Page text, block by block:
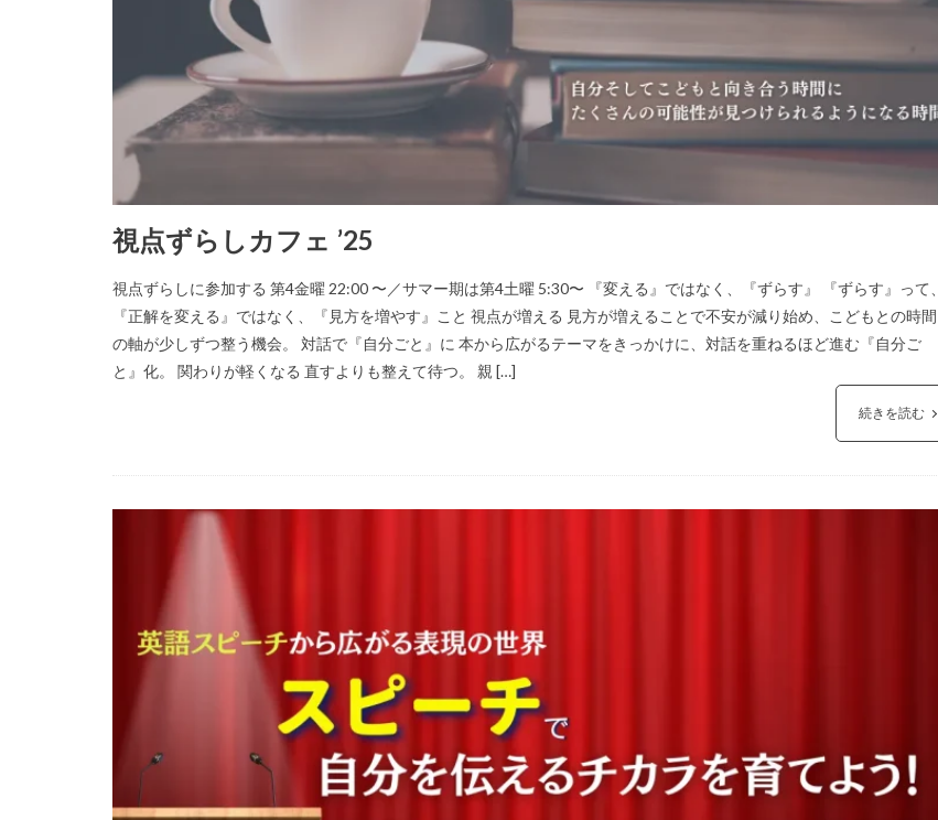
視点ずらしカフェ ’25
視点ずらしに参加する 第4金曜 22:00 〜／サマー期は第4土曜 5:30〜 『変える』ではなく、『ずらす』 『ずらす』って、
『正解を変える』ではなく、『見方を増やす』こと 視点が増える 見方が増えることで不安が減り始め、こどもとの時間
の軸が少しずつ整う機会。 対話で『自分ごと』に 本から広がるテーマをきっかけに、対話を重ねるほど進む『自分ご
と』化。 関わりが軽くなる 直すよりも整えて待つ。 親 […]
続きを読む